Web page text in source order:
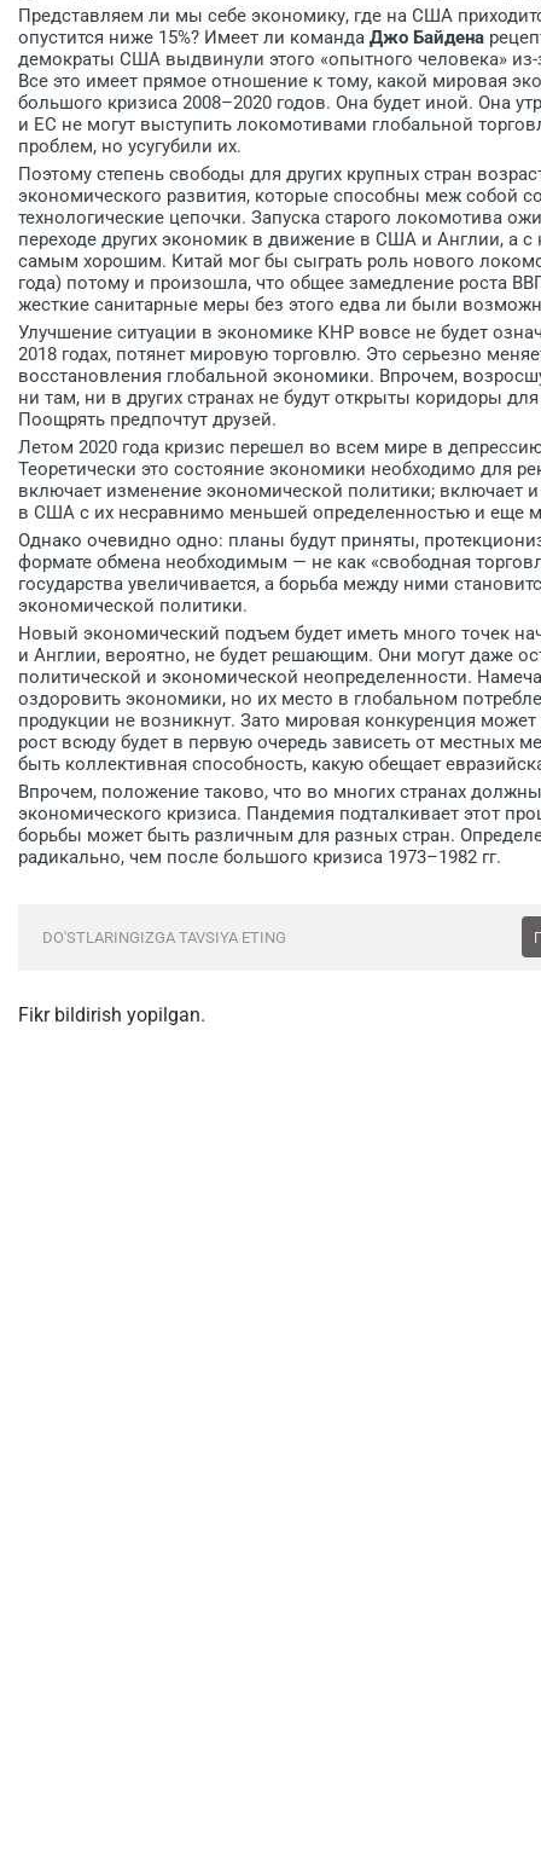
Представляем ли мы себе экономику, где на США
опустится ниже 15%? Имеет ли команда Джо Байдена
демократы США выдвинули этого «опытного человека»
Все это имеет прямое отношение к тому, какой мировая
большого кризиса 2008–2020 годов. Она будет иной. Она
и ЕС не могут выступить локомотивами глобальной
проблем, но усугубили их.
Поэтому степень свободы для других крупных стран
экономического развития, которые способны меж собой
технологические цепочки. Запуска старого локомотива
переходе других экономик в движение в США и Англии, а
самым хорошим. Китай мог бы сыграть роль нового
года) потому и произошла, что общее замедление роста
жесткие санитарные меры без этого едва ли были
Улучшение ситуации в экономике КНР вовсе не будет
2018 годах, потянет мировую торговлю. Это серьезно
восстановления глобальной экономики. Впрочем,
ни там, ни в других странах не будут открыты коридоры
Поощрять предпочтут друзей.
Летом 2020 года кризис перешел во всем мире в
Теоретически это состояние экономики необходимо для
включает изменение экономической политики; включает
в США с их несравнимо меньшей определенностью и еще
Однако очевидно одно: планы будут приняты,
формате обмена необходимым — не как «свободная
государства увеличивается, а борьба между ними
экономической политики.
Новый экономический подъем будет иметь много точек
и Англии, вероятно, не будет решающим. Они могут даже
политической и экономической неопределенности.
оздоровить экономики, но их место в глобальном
продукции не возникнут. Зато мировая конкуренция
рост всюду будет в первую очередь зависеть от местных
быть коллективная способность, какую обещает
Впрочем, положение таково, что во многих странах
экономического кризиса. Пандемия подталкивает этот
борьбы может быть различным для разных стран.
радикально, чем после большого кризиса 1973–1982 гг.
DO'STLARINGIZGA TAVSIYA ETING
Fikr bildirish yopilgan.